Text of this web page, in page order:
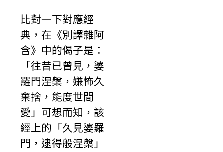
比對一下對應經
典，在《別譯雜阿
含》中的偈子是：
「往昔已曾見，婆
羅門涅槃，嫌怖久
棄捨，能度世間
愛」可想而知，該
經上的「久見婆羅
門，逮得般涅槃」